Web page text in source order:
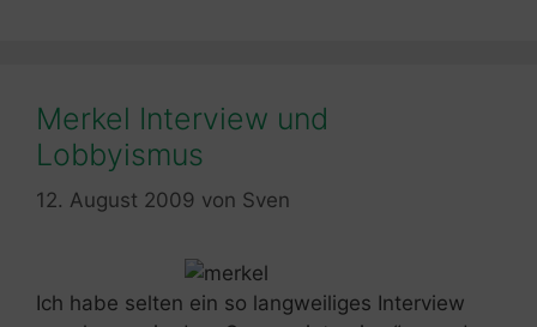
Merkel Interview und
Lobbyismus
12. August 2009 von Sven
Ich habe selten ein so langweiliges Interview